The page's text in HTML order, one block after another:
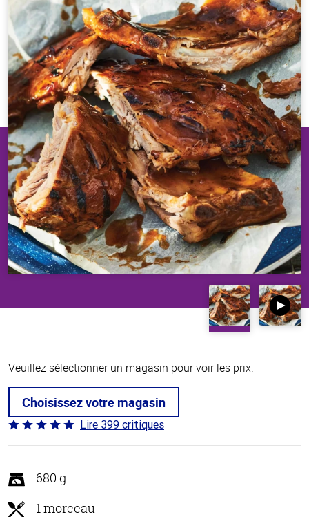
Veuillez sélectionner un magasin pour voir les prix.
Choisissez votre magasin
Coté
4.8 sur
Lire 399 critiques
680 g
1 morceau